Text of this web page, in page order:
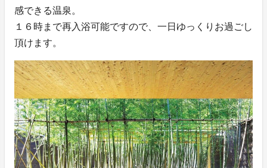
感できる温泉。
１６時まで再入浴可能ですので、一日ゆっくりお過ごし
頂けます。